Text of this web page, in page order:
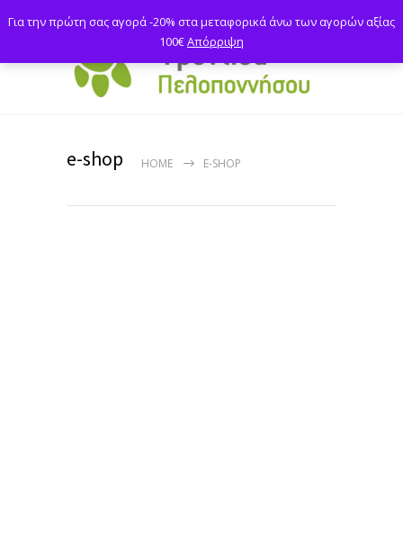
e-shop HOME E-SHOP
Για την πρώτη σας αγορά -20% στα μεταφορικά άνω των αγορών αξίας
100€Απόρριψη